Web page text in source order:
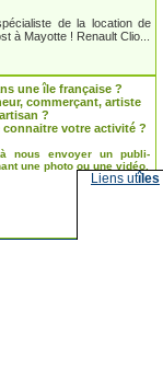
de la location de
à Mayotte ! Renault Clio...
une île française ?
commerçant, artiste
?
votre activité ?
nous envoyer un publi-
une photo ou une vidéo.
Liens utîles